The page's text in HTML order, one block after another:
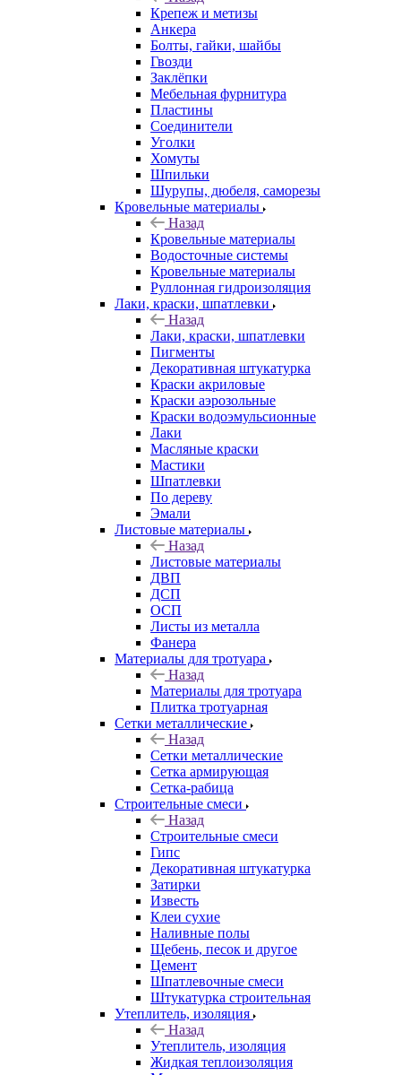
Крепеж и метизы
Анкера
Болты, гайки, шайбы
Гвозди
Заклёпки
Мебельная фурнитура
Пластины
Соединители
Уголки
Хомуты
Шпильки
Шурупы, дюбеля, саморезы
Кровельные материалы
Назад
Кровельные материалы
Водосточные системы
Кровельные материалы
Руллонная гидроизоляция
Лаки, краски, шпатлевки
Назад
Лаки, краски, шпатлевки
Пигменты
Декоративная штукатурка
Краски акриловые
Краски аэрозольные
Краски водоэмульсионные
Лаки
Масляные краски
Мастики
Шпатлевки
По дереву
Эмали
Листовые материалы
Назад
Листовые материалы
ДВП
ДСП
ОСП
Листы из металла
Фанера
Материалы для тротуара
Назад
Материалы для тротуара
Плитка тротуарная
Сетки металлические
Назад
Сетки металлические
Сетка армирующая
Сетка-рабица
Строительные смеси
Назад
Строительные смеси
Гипс
Декоративная штукатурка
Затирки
Известь
Клеи сухие
Наливные полы
Щебень, песок и другое
Цемент
Шпатлевочные смеси
Штукатурка строительная
Утеплитель, изоляция
Назад
Утеплитель, изоляция
Жидкая теплоизоляция